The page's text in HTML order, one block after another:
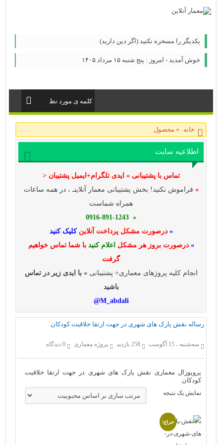
یكدیگر را مسخره نكنید (اگر دین دارید)
خوش آمدید - امروز : پنج شنبه ۱۵ مرداد ۱۴۰۵
خانه » محصول
اطلاعیه سایت
تماس با پشتیبانی » ایدی تلگرام+ایمیل پشتیبان <
» فراموش نکنید! بخش پشتیبانی معمار آنلاینـ ، در همه ساعات
همراه شماست
» 0916-891-1243
» درصورت مشکل پرداخت آنلاینکلیک کنید
» درصورت بروز هر مشکل اعلام کنید با شما تماس خواهیم
گرفت
انجام کلیه پروژهای معماری+ پشتیبانی» با ایدی زیر در تماس
باشید
M_abdali@
رساله نقش پارک های شهری در جهت ارتقا خلاقیت کودکان
سه‌شنبه ، 15 آگوست 258 بازدید پروژه معماری 0 دیدگاه
پروپوزال معماری نقش پارک های شهری در جهت ارتقا خلاقیت
کودکان
نمایش یک نتیجه
حراج!